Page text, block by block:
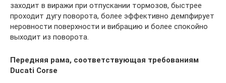
заходит в виражи при отпускании тормозов, быстрее
проходит дугу поворота, более эффективно демпфирует
неровности поверхности и вибрацию и более спокойно
выходит из поворота.
Передняя рама, соответствующая требованиям
Ducati Corse